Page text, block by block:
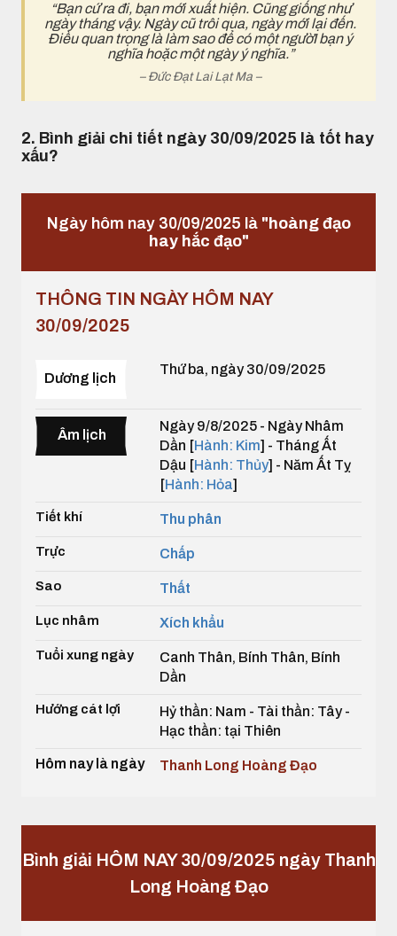
“Bạn cứ ra đi, bạn mới xuất hiện. Cũng giống như
ngày tháng vậy. Ngày cũ trôi qua, ngày mới lại đến.
Điều quan trọng là làm sao để có một ngườI bạn ý
nghĩa hoặc một ngày ý nghĩa.”
– Đức Đạt Lai Lạt Ma –
2. Bình giải chi tiết ngày 30/09/2025 là tốt hay
xấu?
Ngày hôm nay 30/09/2025 là "hoàng đạo
hay hắc đạo"
THÔNG TIN NGÀY HÔM NAY
30/09/2025
Dương lịch
Thứ ba, ngày 30/09/2025
Âm lịch
Ngày 9/8/2025 - Ngày Nhâm
Dần [Hành: Kim] - Tháng Ất
Dậu [Hành: Thủy] - Năm Ất Tỵ
[Hành: Hỏa]
Tiết khí Thu phân
Trực Chấp
Sao Thất
Lục nhâm Xích khẩu
Tuổi xung ngày
Canh Thân, Bính Thân, Bính
Dần
Hướng cát lợi
Hỷ thần: Nam - Tài thần: Tây -
Hạc thần: tại Thiên
Hôm nay là ngày Thanh Long Hoàng Đạo
Bình giải HÔM NAY 30/09/2025 ngày Thanh
Long Hoàng Đạo